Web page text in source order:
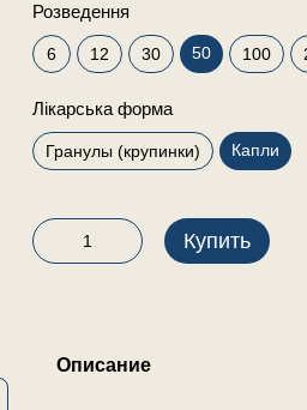
Розведення
6 12 30 50 100
Лікарська форма
Гранулы (крупинки) Капли
Купить
Описание